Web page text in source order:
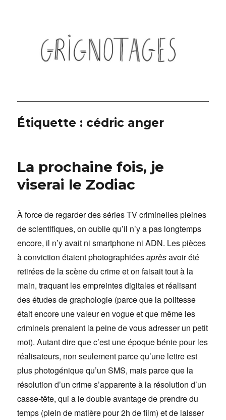
Étiquette : cédric anger
La prochaine fois, je
viserai le Zodiac
À force de regarder des séries TV criminelles pleines
de scientifiques, on oublie qu’il n’y a pas longtemps
encore, il n’y avait ni smartphone ni ADN. Les pièces
à conviction étaient photographiéesaprèsavoir été
retirées de la scène du crime et on faisait tout à la
main, traquant les empreintes digitales et réalisant
des études de graphologie (parce que la politesse
était encore une valeur en vogue et que même les
criminels prenaient la peine de vous adresser un petit
mot). Autant dire que c’est une époque bénie pour les
réalisateurs, non seulement parce qu’une lettre est
plus photogénique qu’un SMS, mais parce que la
résolution d’un crime s’apparente à la résolution d’un
casse-tête, qui a le double avantage de prendre du
temps (plein de matière pour 2h de film) et de laisser